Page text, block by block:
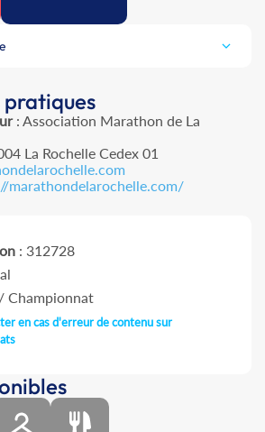
: Association Marathon de La
La Rochelle Cedex 01
marathondelarochelle.com/
: 312728
Championnat
en cas d'erreur de contenu sur